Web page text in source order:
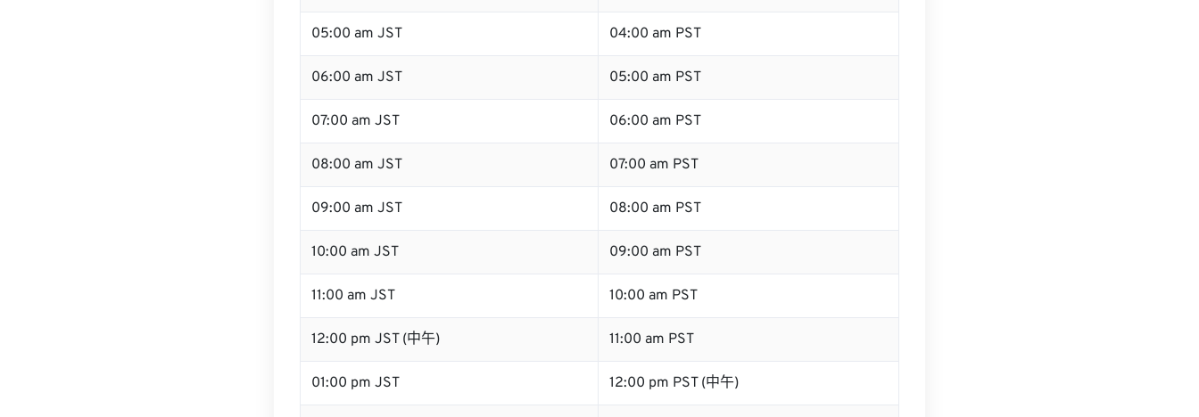
05:00 am JST 04:00 am PST
06:00 am JST 05:00 am PST
07:00 am JST 06:00 am PST
08:00 am JST 07:00 am PST
09:00 am JST 08:00 am PST
10:00 am JST 09:00 am PST
11:00 am JST 10:00 am PST
12:00 pm JST (中午) 11:00 am PST
01:00 pm JST 12:00 pm PST (中午)